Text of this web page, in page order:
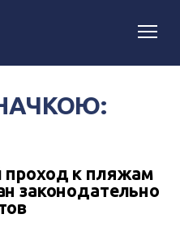
проход к пляжам
законодательно